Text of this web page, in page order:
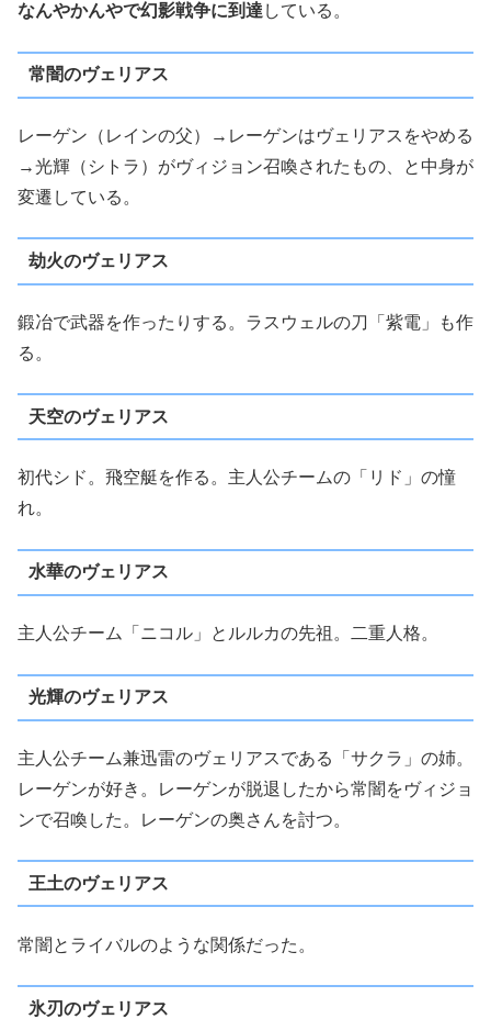
なんやかんやで幻影戦争に到達 している。
常闇のヴェリアス
レーゲン（レインの父）→レーゲンはヴェリアスをやめる
→光輝（シトラ）がヴィジョン召喚されたもの、と中身が
変遷している。
劫火のヴェリアス
鍛冶で武器を作ったりする。ラスウェルの刀「紫電」も作
る。
天空のヴェリアス
初代シド。飛空艇を作る。主人公チームの「リド」の憧
れ。
水華のヴェリアス
主人公チーム「ニコル」とルルカの先祖。二重人格。
光輝のヴェリアス
主人公チーム兼迅雷のヴェリアスである「サクラ」の姉。
レーゲンが好き。レーゲンが脱退したから常闇をヴィジョ
ンで召喚した。レーゲンの奥さんを討つ。
王土のヴェリアス
常闇とライバルのような関係だった。
氷刃のヴェリアス